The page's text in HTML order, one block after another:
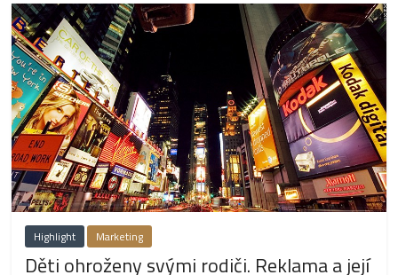
Highlight Marketing
Děti ohroženy svými rodiči. Reklama a její